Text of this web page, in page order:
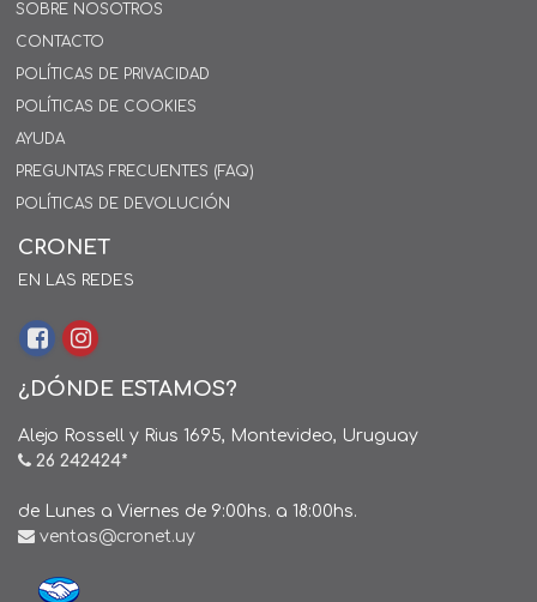
SOBRE NOSOTROS
CONTACTO
POLÍTICAS DE PRIVACIDAD
POLÍTICAS DE COOKIES
AYUDA
PREGUNTAS FRECUENTES (FAQ)
POLÍTICAS DE DEVOLUCIÓN
CRONET
EN LAS REDES
¿DÓNDE ESTAMOS?
Alejo Rossell y Rius 1695, Montevideo, Uruguay
26 242424*
de Lunes a Viernes de 9:00hs. a 18:00hs.
ventas@cronet.uy